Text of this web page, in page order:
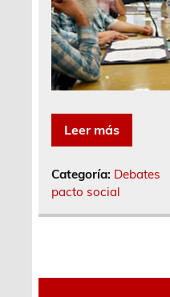
Leer más
Categoría: Debates
pacto social